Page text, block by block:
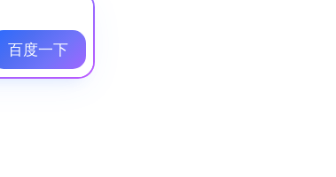
百度一下